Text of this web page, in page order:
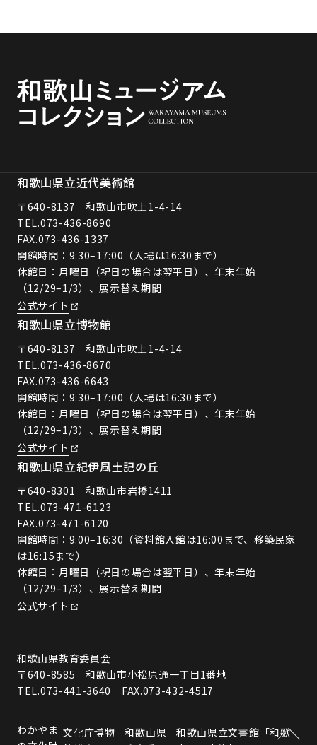
和歌山県立近代美術館
〒640-8137 和歌山市吹上1-4-14
TEL.073-436-8690
FAX.073-436-1337
開館時間：9:30–17:00（入場は16:30まで）
休館日：月曜日（祝日の場合は翌平日）、年末年始
（12/29–1/3）、展示替え期間
公式サイト
和歌山県立博物館
〒640-8137 和歌山市吹上1-4-14
TEL.073-436-8670
FAX.073-436-6643
開館時間：9:30–17:00（入場は16:30まで）
休館日：月曜日（祝日の場合は翌平日）、年末年始
（12/29–1/3）、展示替え期間
公式サイト
和歌山県立紀伊風土記の丘
〒640-8301 和歌山市岩橋1411
TEL.073-471-6123
FAX.073-471-6120
開館時間：9:00–16:30（資料館入館は16:00まで、移築民家
は16:15まで）
休館日：月曜日（祝日の場合は翌平日）、年末年始
（12/29–1/3）、展示替え期間
公式サイト
和歌山県教育委員会
〒640-8585 和歌山市小松原通一丁目1番地
TEL.073-441-3640 FAX.073-432-4517
わかやま 文化庁博物
和歌山県
和歌山県立文書館「和歌